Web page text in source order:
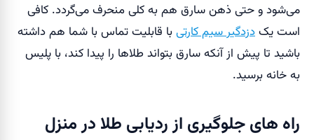
می‌شود و حتی ذهن سارق هم به کلی منحرف می‌گردد. کافی
است یکدزدگیر سیم کارتیبا قابلیت تماس با شما هم داشته
باشید تا پیش از آنکه سارق بتواند طلاها را پیدا کند، با پلیس
به خانه برسید.
راه های جلوگیری از ردیابی طلا در منزل